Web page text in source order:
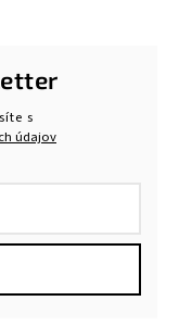
s
údajov